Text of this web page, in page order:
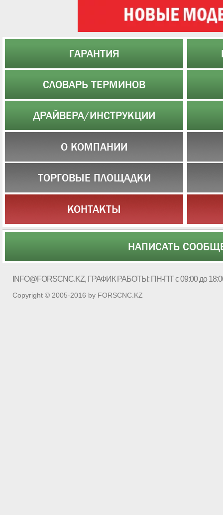
ГАРАНТИЯ
СЛОВАРЬ ТЕРМИНОВ
ДРАЙВЕРА/ИНСТРУКЦИИ
О КОМПАНИИ
ТОРГОВЫЕ ПЛОЩАДКИ
КОНТАКТЫ
НАПИСАТЬ
INFO@FORSCNC.KZ, ГРАФИК РАБОТЫ: ПН-ПТ с 09:00 до
Copyright © 2005-2016 by FORSCNC.KZ